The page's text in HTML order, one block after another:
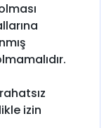
izin